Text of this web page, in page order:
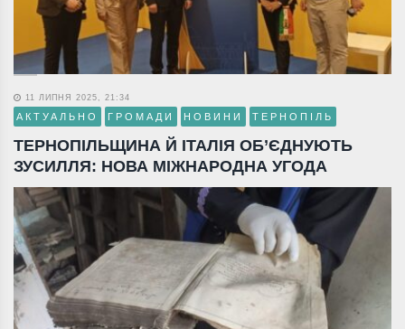
11 ЛИПНЯ 2025, 21:34
АКТУАЛЬНО ГРОМАДИ НОВИНИ ТЕРНОПІЛЬ
ТЕРНОПІЛЬЩИНА Й ІТАЛІЯ ОБ’ЄДНУЮТЬ
ЗУСИЛЛЯ: НОВА МІЖНАРОДНА УГОДА